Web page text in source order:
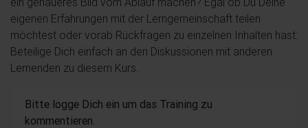
eigenen Erfahrungen mit der Lerngemeinschaft teilen
möchtest oder vorab Rückfragen zu einzelnen Inhalten hast:
Beteilige Dich einfach an den Diskussionen mit anderen
Lernenden zu diesem Kurs.
Bitte logge Dich ein um das Training zu
kommentieren.